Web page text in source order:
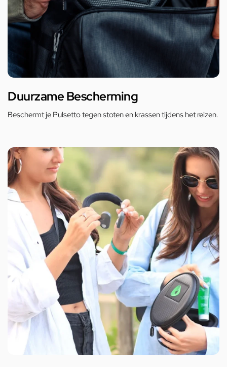
Duurzame Bescherming
Beschermt je Pulsetto tegen stoten en krassen tijdens het reizen.